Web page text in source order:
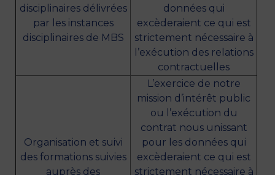
disciplinaires délivrées
par les instances
disciplinaires de MBS
données qui
excèderaient ce qui est
strictement nécessaire à
l’exécution des relations
contractuelles
Organisation et suivi
des formations suivies
auprès des
L’exercice de notre
mission d’intérêt public
ou l’exécution du
contrat nous unissant
pour les données qui
excèderaient ce qui est
strictement nécessaire à